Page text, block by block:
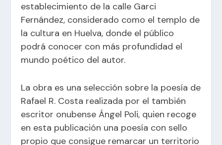
establecimiento de la calle Garci
Fernández, considerado como el templo de
la cultura en Huelva, donde el público
podrá conocer con más profundidad el
mundo poético del autor.
La obra es una selección sobre la poesía de
Rafael R. Costa realizada por el también
escritor onubense Ángel Poli, quien recoge
en esta publicación una poesía con sello
propio que consigue remarcar un territorio